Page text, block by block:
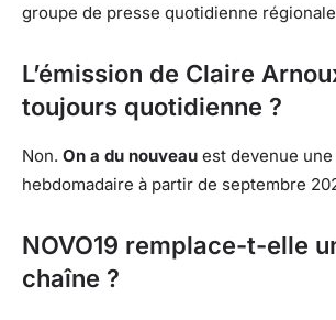
groupe de presse quotidienne
L’émission de Claire
toujours quotidienne ?
Non. On a du nouveau est devenue
hebdomadaire à partir de septembre
NOVO19 remplace-t-elle
chaîne ?